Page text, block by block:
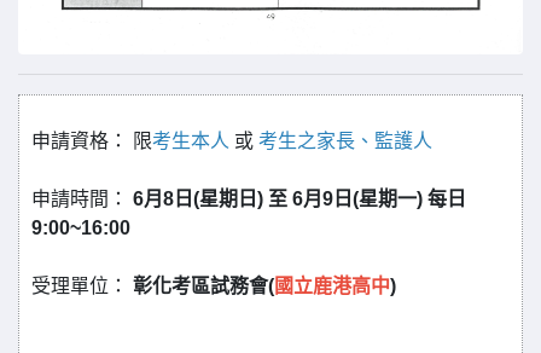
申請資格： 限考生本人 或 考生之家長、監護人
申請時間： 6月8日(星期日) 至 6月9日(星期一) 每日
9:00~16:00
受理單位： 彰化考區試務會(國立鹿港高中)